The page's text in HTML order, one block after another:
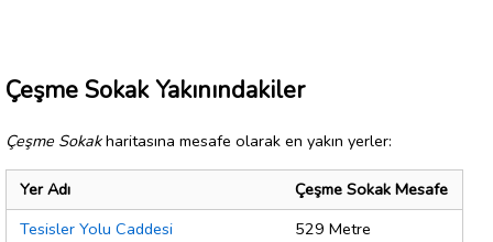
Çeşme Sokak Yakınındakiler
Çeşme Sokakharitasına mesafe olarak en yakın yerler:
Yer Adı
Çeşme Sokak Mesafe
Tesisler Yolu Caddesi
529 Metre